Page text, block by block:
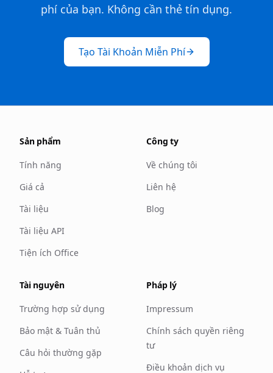
phí của bạn. Không cần thẻ tín dụng.
Tạo Tài Khoản Miễn Phí
Sản phẩm
Tính năng
Giá cả
Tài liệu
Tài liệu API
Tiện ích Office
Công ty
Về chúng tôi
Liên hệ
Blog
Tài nguyên
Trường hợp sử dụng
Bảo mật & Tuân thủ
Câu hỏi thường gặp
Pháp lý
Impressum
Chính sách quyền riêng
tư
Điều khoản dịch vụ